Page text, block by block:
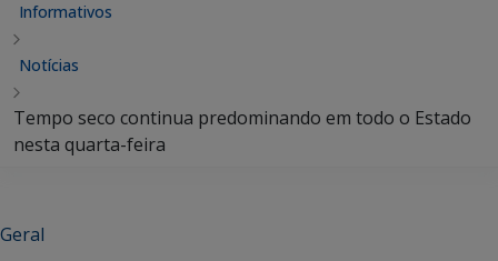
Informativos
Notícias
Tempo seco continua predominando em todo o Estado
nesta quarta-feira
Geral